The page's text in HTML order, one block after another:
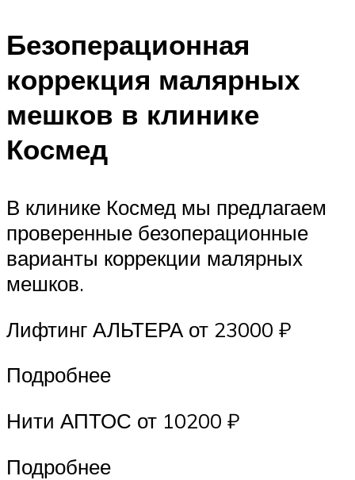
Безоперационная
коррекция малярных
мешков в клинике
Космед
В клинике Космед мы предлагаем
проверенные безоперационные
варианты коррекции малярных
мешков.
Лифтинг АЛЬТЕРА от 23000 ₽
Подробнее
Нити АПТОС от 10200 ₽
Подробнее